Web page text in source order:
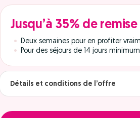
Jusqu’à 35% de
Deux semaines pour en profiter
Pour des séjours de 14 jours
Détails et conditions de l’offre